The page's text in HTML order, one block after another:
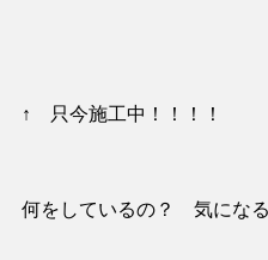
↑ 只今施工中！！！！
何をしているの？ 気になる